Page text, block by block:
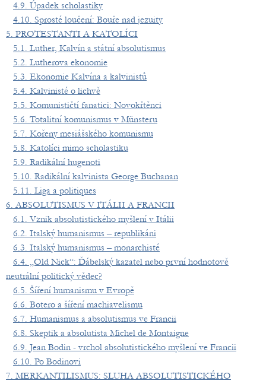
4.9. Úpadek scholastiky
4.10. Sprosté loučení: Bouře nad jezuity
5. PROTESTANTI A KATOLÍCI
5.1. Luther, Kalvín a státní absolutismus
5.2. Lutherova ekonomie
5.3. Ekonomie Kalvína a kalvinistů
5.4. Kalvinisté o lichvě
5.5. Komunističtí fanatici: Novokřtěnci
5.6. Totalitní komunismus v Münsteru
5.7. Kořeny mesiášského komunismu
5.8. Katolíci mimo scholastiku
5.9. Radikální hugenoti
5.10. Radikální kalvinista George Buchanan
5.11. Liga a politiques
6. ABSOLUTISMUS V ITÁLII A FRANCII
6.1. Vznik absolutistického myšlení v Itálii
6.2. Italský humanismus – republikáni
6.3. Italský humanismus – monarchisté
6.4. „Old Nick“: Ďábelský kazatel nebo první hodnotově
neutrální politický vědec?
6.5. Šíření humanismu v Evropě
6.6. Botero a šíření machiavelismu
6.7. Humanismus a absolutismus ve Francii
6.8. Skeptik a absolutista Michel de Montaigne
6.9. Jean Bodin - vrchol absolutistického myšlení ve Francii
6.10. Po Bodinovi
7. MERKANTILISMUS: SLUHA ABSOLUTISTICKÉHO